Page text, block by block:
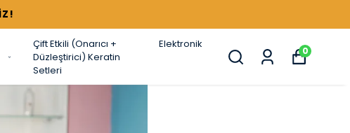
Çift Etkili (Onarıcı +
Düzleştirici) Keratin
Setleri
Elektronik
0